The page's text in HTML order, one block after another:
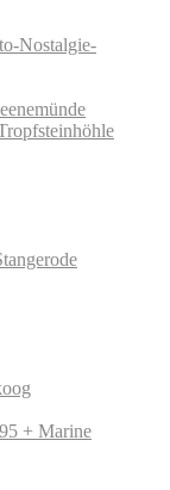
Nostalgie-
+ Marine